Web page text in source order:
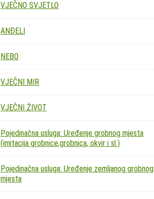
VJEČNO SVJETLO
ANĐELI
NEBO
VJEČNI MIR
VJEČNI ŽIVOT
Pojedinačna usluga: Uređenje grobnog mjesta
(imitacija grobnice,grobnica, okvir i sl.)
Pojedinačna usluga: Uređenje zemljanog grobnog
mjesta